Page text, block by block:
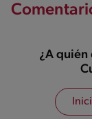
¿A quién